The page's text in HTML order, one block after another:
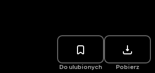
Do ulubionych Pobierz